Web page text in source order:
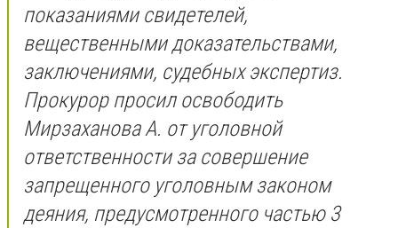
показаниями свидетелей,
вещественными доказательствами,
заключениями, судебных экспертиз.
Прокурор просил освободить
Мирзаханова А. от уголовной
ответственности за совершение
запрещенного уголовным законом
деяния, предусмотренного частью 3